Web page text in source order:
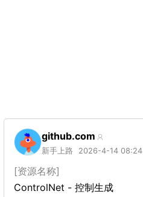
github.com
新手上路 2026-4-14 08:24
[资源名称]
ControlNet - 控制生成